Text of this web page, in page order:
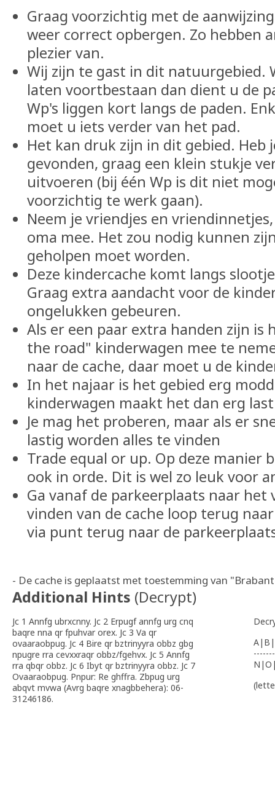
Graag voorzichtig met de
weer correct opbergen. Zo hebben
plezier van.
Wij zijn te gast in dit natuurgebied.
laten voortbestaan dan dient u de
Wp's liggen kort langs de paden.
moet u iets verder van het pad.
Het kan druk zijn in dit gebied. Heb
gevonden, graag een klein stukje
uitvoeren (bij één Wp is dit niet
voorzichtig te werk gaan).
Neem je vriendjes en
oma mee. Het zou nodig kunnen
geholpen moet worden.
Deze kindercache komt langs
Graag extra aandacht voor de
ongelukken gebeuren.
Als er een paar extra handen zijn is
the road" kinderwagen mee te
naar de cache, daar moet u de
In het najaar is het gebied erg
kinderwagen maakt het dan erg
Je mag het proberen, maar als er
lastig worden alles te vinden
Trade equal or up. Op deze manier
ook in orde. Dit is wel zo leuk voor
Ga vanaf de parkeerplaats naar het
vinden van de cache loop terug
via punt terug naar de
- De cache is geplaatst met toestemming van
Additional Hints (Decrypt)
Jc 1 Annfg ubrxcnny. Jc 2 Erpugf annfg urg cnq
baqre nna qr fpuhvar orex. Jc 3 Va qr
ovaaraobpug. Jc 4 Bire qr bztrinyyra obbz gbg
npugre rra cevxxraqr obbz/fgehvx. Jc 5 Annfg
rra qbqr obbz. Jc 6 Ibyt qr bztrinyyra obbz. Jc 7
Ovaaraobpug. Pnpur: Re ghffra. Zbpug urg
abqvt mvwa (Avrg baqre xnagbbehera): 06-
31246186.